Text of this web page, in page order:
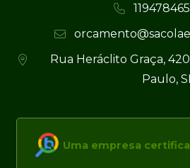
Rua Heráclito Graça,
Paulo,
Uma empresa